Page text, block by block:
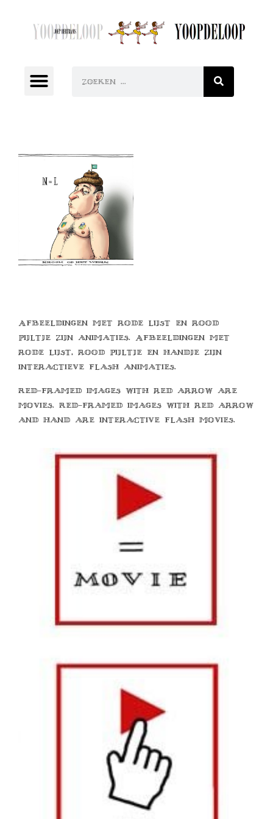
Afbeeldingen met rode lijst en rood
pijltje zijn animaties. Afbeeldingen met
rode lijst, rood pijltje en handje zijn
interactieve flash animaties.
Red-framed images with red arrow are
movies. Red-framed images with red arrow
and hand are interactive flash movies.